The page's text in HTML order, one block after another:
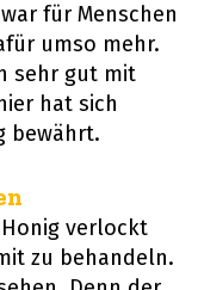
für Menschen
umso mehr.
sehr gut mit
hat sich
bewährt.
verlockt
zu behandeln.